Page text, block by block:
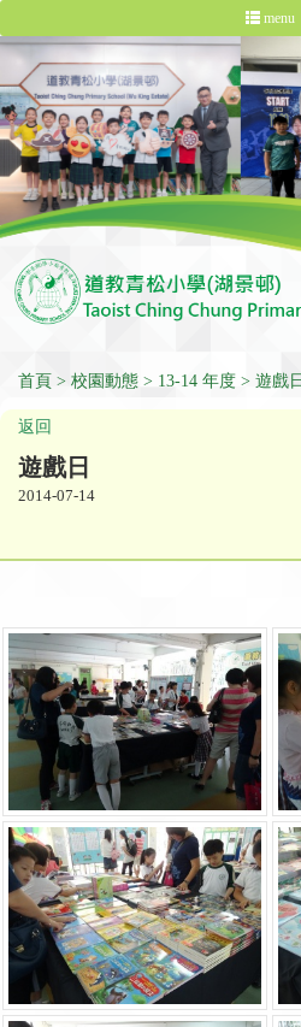
menu
首頁 校園動態 13-14 年度 遊戲日
返回
遊戲日
2014-07-14